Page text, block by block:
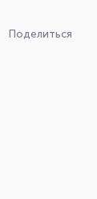
Поделиться